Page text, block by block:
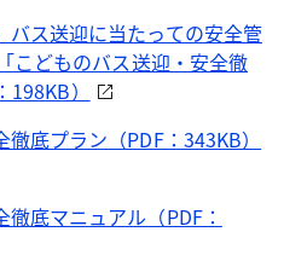
バス送迎に当たっての安全管
こどものバス送迎・安全徹
）
底プラン（PDF：343KB）
底マニュアル（PDF：